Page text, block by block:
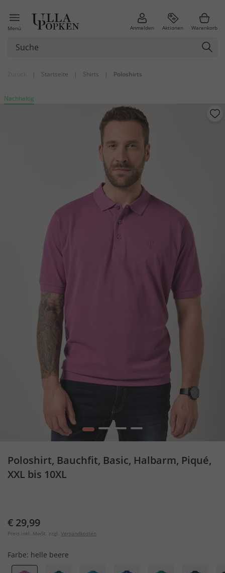
Menü Anmelden Aktionen Warenkorb
| Startseite | Shirts | Poloshirts
Nachhaltig
1 2 3 4
Poloshirt, Bauchfit, Basic, Halbarm, Piqué,
XXL bis 10XL
€ 29,99
Preis inkl. MwSt. zzgl. Versandkosten
Farbe: helle beere